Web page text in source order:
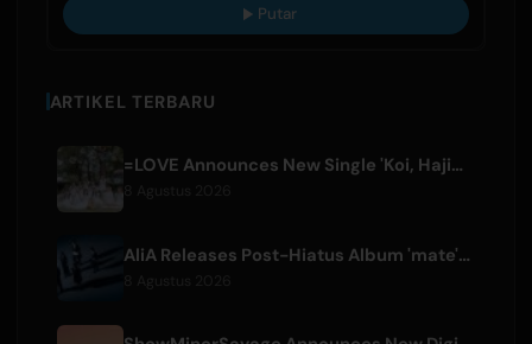
Putar
ARTIKEL TERBARU
=LOVE Announces New Single 'Koi, Hajimemashita.' and Tokyo Dome Concerts
AliA Releases Post-Hiatus Album 'mate', Announces Tokyo Live